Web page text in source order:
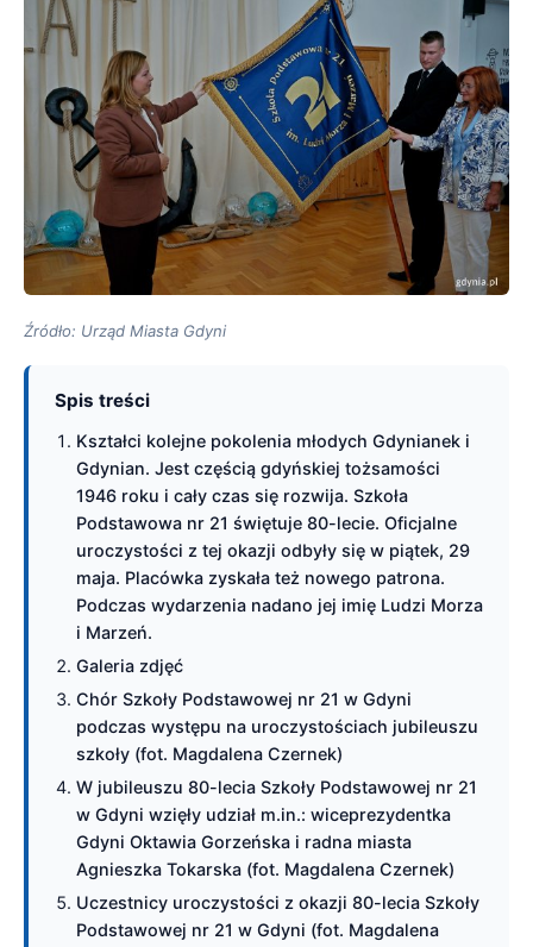
Źródło: Urząd Miasta Gdyni
Spis treści
Kształci kolejne pokolenia młodych Gdynianek i
Gdynian. Jest częścią gdyńskiej tożsamości
1946 roku i cały czas się rozwija. Szkoła
Podstawowa nr 21 świętuje 80-lecie. Oficjalne
uroczystości z tej okazji odbyły się w piątek, 29
maja. Placówka zyskała też nowego patrona.
Podczas wydarzenia nadano jej imię Ludzi Morza
i Marzeń.
Galeria zdjęć
Chór Szkoły Podstawowej nr 21 w Gdyni
podczas występu na uroczystościach jubileuszu
szkoły (fot. Magdalena Czernek)
W jubileuszu 80-lecia Szkoły Podstawowej nr 21
w Gdyni wzięły udział m.in.: wiceprezydentka
Gdyni Oktawia Gorzeńska i radna miasta
Agnieszka Tokarska (fot. Magdalena Czernek)
Uczestnicy uroczystości z okazji 80-lecia Szkoły
Podstawowej nr 21 w Gdyni (fot. Magdalena